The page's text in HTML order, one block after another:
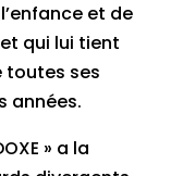
et de
qui lui tient
toutes ses
années.
» a la